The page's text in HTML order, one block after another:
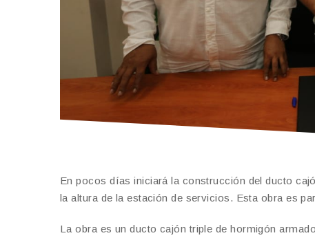
En pocos días iniciará la construcción del ducto
la altura de la estación de servicios. Esta obra es
La obra es un ducto cajón triple de hormigón